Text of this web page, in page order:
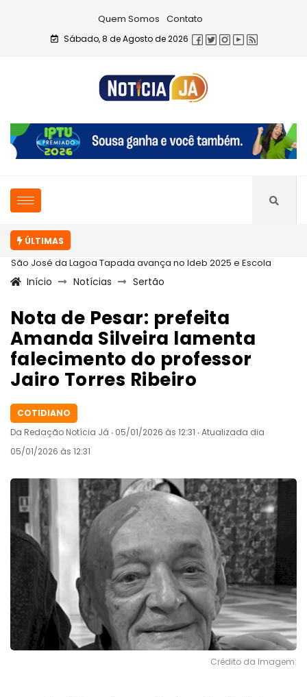
Quem Somos Contato
Sábado, 8 de Agosto de 2026
ÚLTIMAS
São José da Lagoa Tapada avança no Ideb 2025 e Escola
Celestino...
Início Notícias Sertão
Nota de Pesar: prefeita
Amanda Silveira lamenta
falecimento do professor
Jairo Torres Ribeiro
COTIDIANO
Da Redação Notícia Já ‧ 05/01/2026 às 12:31 ‧ Atualizada dia
05/01/2026 às 12:31
Crédito da Imagem: